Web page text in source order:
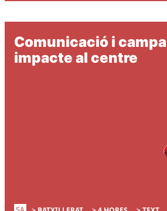
Comunicació i
impacte al centre